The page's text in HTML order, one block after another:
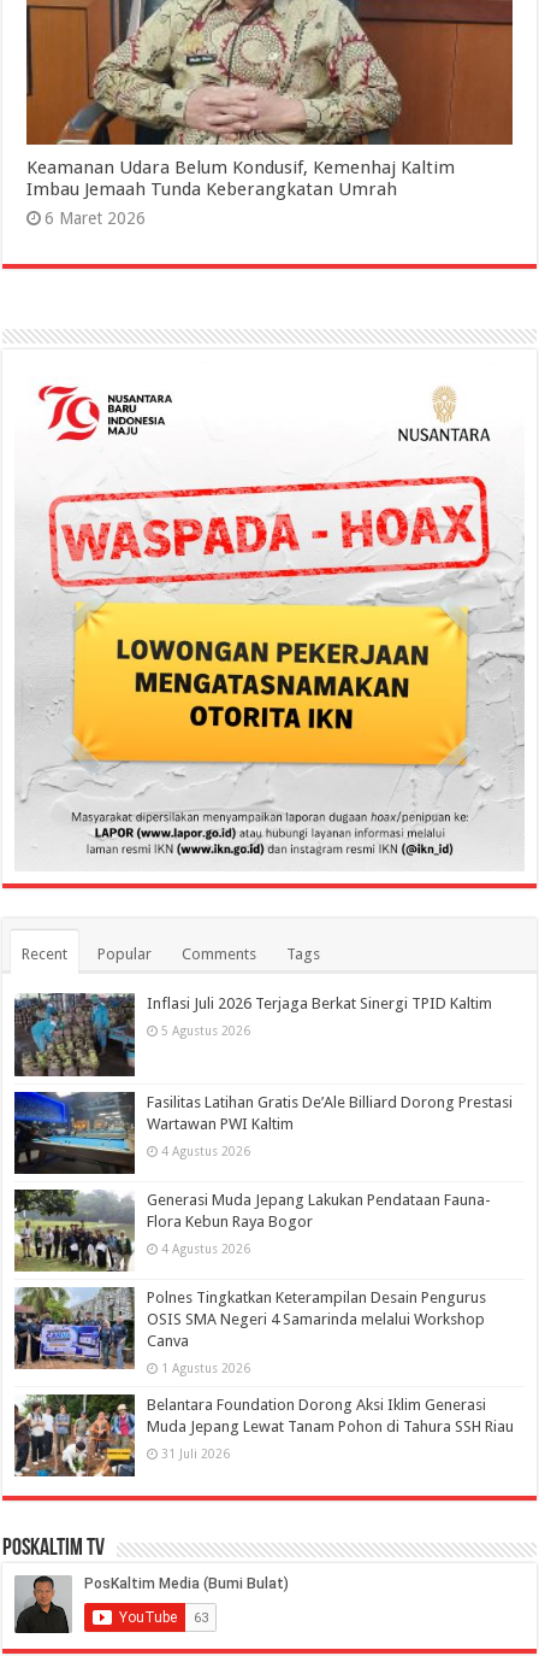
Keamanan Udara Belum Kondusif, Kemenhaj Kaltim
Imbau Jemaah Tunda Keberangkatan Umrah
6 Maret 2026
Recent Popular Comments Tags
Inflasi Juli 2026 Terjaga Berkat Sinergi TPID Kaltim
5 Agustus 2026
Fasilitas Latihan Gratis De’Ale Billiard Dorong Prestasi
Wartawan PWI Kaltim
4 Agustus 2026
Generasi Muda Jepang Lakukan Pendataan Fauna-
Flora Kebun Raya Bogor
4 Agustus 2026
Polnes Tingkatkan Keterampilan Desain Pengurus
OSIS SMA Negeri 4 Samarinda melalui Workshop
Canva
1 Agustus 2026
Belantara Foundation Dorong Aksi Iklim Generasi
Muda Jepang Lewat Tanam Pohon di Tahura SSH Riau
31 Juli 2026
PosKaltim TV